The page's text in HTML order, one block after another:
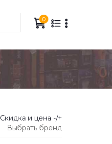
0
Скидка и цена -/+
Выбрать бренд